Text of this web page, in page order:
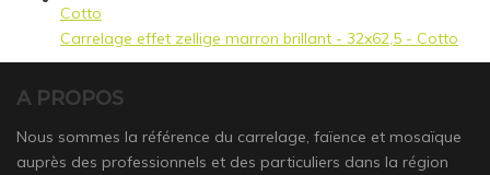
Carrelage effet zellige marron brillant - 32x62,5 - Cotto
A PROPOS
Nous sommes la référence du carrelage, faïence et mosaïque
auprès des professionnels et des particuliers dans la région